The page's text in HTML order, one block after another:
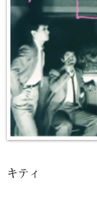
キティ